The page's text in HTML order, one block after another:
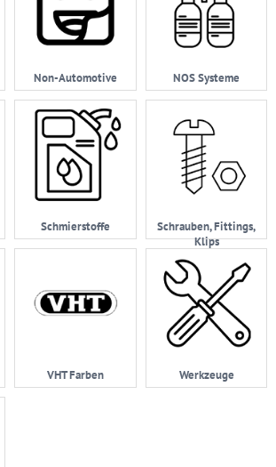
Non-Automotive NOS Systeme
Schmierstoffe
Schrauben, Fittings,
Klips
VHT Farben Werkzeuge